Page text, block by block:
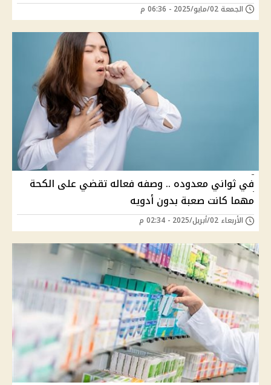
الجمعة 02/مايو/2025 - 06:36 م
في ثواني معدوده .. وصفه فعاله تقضي على الكحة
مهما كانت صعبة بدون أدويه
الأربعاء 02/أبريل/2025 - 02:34 م